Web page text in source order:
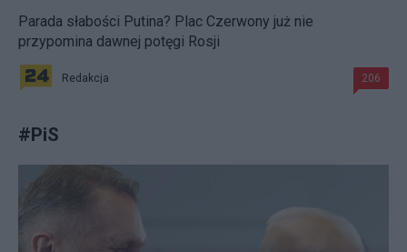
Parada słabości Putina? Plac Czerwony już nie
przypomina dawnej potęgi Rosji
Redakcja 206
#PiS